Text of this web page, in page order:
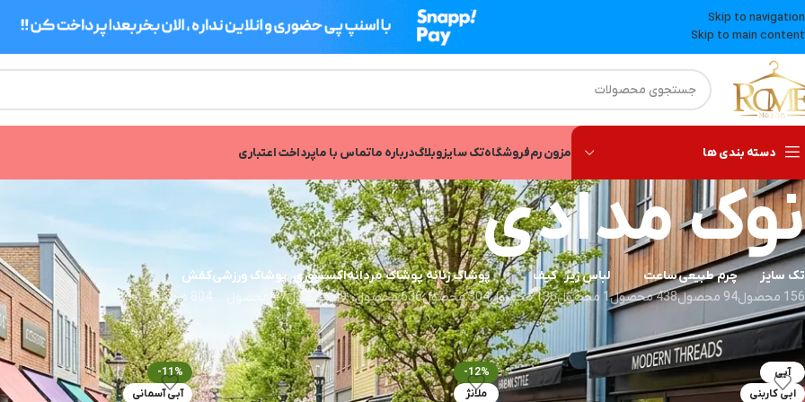
Skip to navigation
Skip to main content
دسته بندی ها مزون رمفروشگاهتک سایزوبلاگدرباره ماتماس با ماپرداخت اعتباری
نوک مدادی
تک سایز
156 محصول
چرم طبیعی
94 محصول
ساعت
438 محصول
لباس زیر
1 محصول
کیف
136 محصول
پوشاک زنانه
304 محصول
پوشاک مردانه
636 محصول
اکسسوری
49 محصول
پوشاک ورزشی
47 محصول
کفش
804 محصول
خانه»نوک مدادی
آبی
ابی کاربنی
-12%
ملانژ
-11%
آبی آسمانی